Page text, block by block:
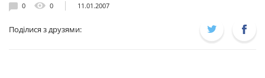
0 0 11.01.2007
Поділися з друзями: